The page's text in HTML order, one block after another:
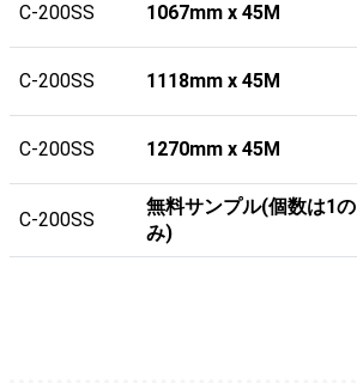
C-200SS 1067mm x 45M
C-200SS 1118mm x 45M
C-200SS 1270mm x 45M
C-200SS
無料サンプル(個数は1の
み)